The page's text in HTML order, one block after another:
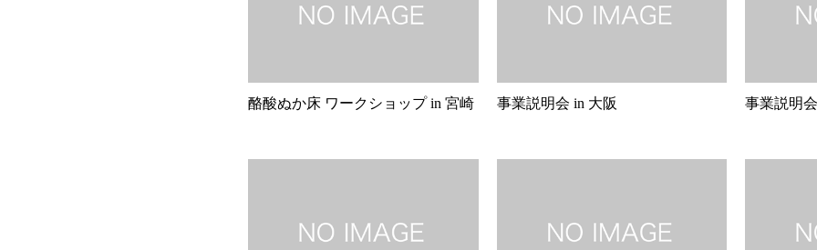
酪酸ぬか床 ワークショップ in 宮崎 事業説明会 in 大阪 事業説明